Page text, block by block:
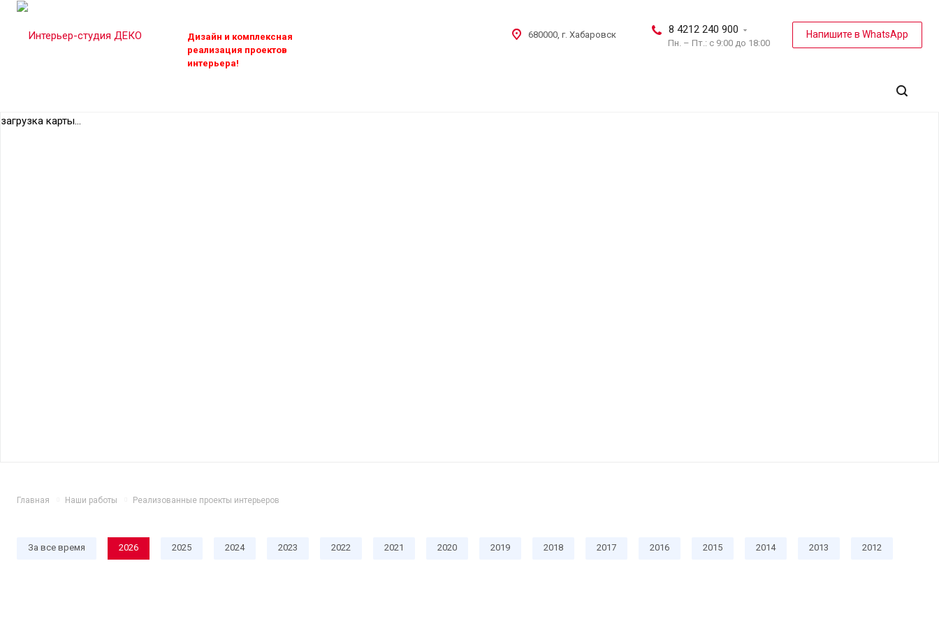
Дизайн и комплексная
реализация проектов
интерьера!
8 4212 240 900
Пн. – Пт.: с 9:00 до 18:00
Напишите в WhatsApp
680000, г. Хабаровск
загрузка карты...
Главная Наши работы Реализованные проекты интерьеров
За все время 2026 2025 2024 2023 2022 2021 2020 2019 2018 2017 2016 2015 2014 2013 2012